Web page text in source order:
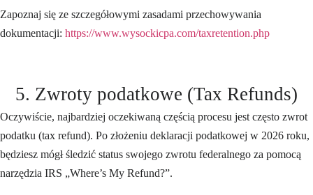
Zapoznaj się ze szczegółowymi zasadami przechowywania
dokumentacji: https://www.wysockicpa.com/taxretention.php
5. Zwroty podatkowe (Tax Refunds)
Oczywiście, najbardziej oczekiwaną częścią procesu jest często zwrot
podatku (tax refund). Po złożeniu deklaracji podatkowej w 2026 roku,
będziesz mógł śledzić status swojego zwrotu federalnego za pomocą
narzędzia IRS „Where’s My Refund?”.